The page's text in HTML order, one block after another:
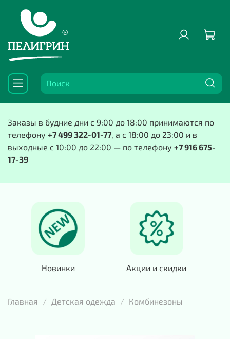
Заказы в будние дни с 9:00 до 18:00 принимаются по
телефону +7 499 322-01-77, а с 18:00 до 23:00 и в
выходные с 10:00 до 22:00 — по телефону +7 916 675-
17-39
Новинки Акции и скидки
Главная Детская одежда Комбинезоны